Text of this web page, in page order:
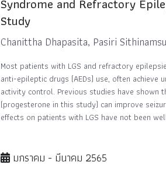
Syndrome and Refractory
Study
Chanittha Dhapasita, Pasiri
Most patients with LGS and refractory
anti-epileptic drugs (AEDs) use, often achieve
activity control. Previous studies have shown
(progesterone in this study) can improve
effects on patients with LGS have not been
มกราคม - มีนาคม 2565